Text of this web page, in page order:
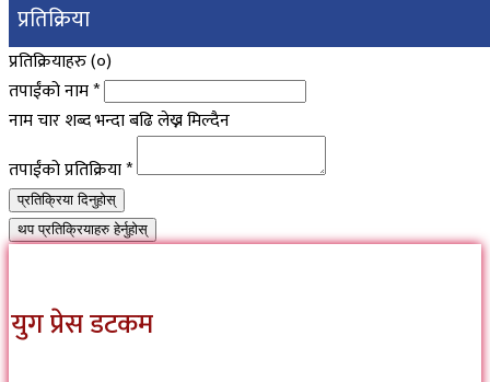
प्रतिक्रिया
प्रतिक्रियाहरु (०)
तपाईंको नाम*
नाम चार शब्द भन्दा बढि लेख्न मिल्दैन
तपाईंको प्रतिक्रिया*
प्रतिक्रिया दिनुहोस्
थप प्रतिक्रियाहरु हेर्नुहोस्
युग प्रेस डटकम